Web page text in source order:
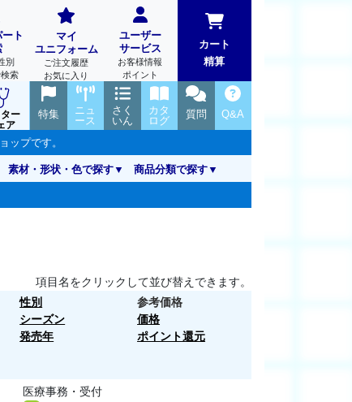
ト
別
索
マイ
ユニフォーム
ご注文履歴
お気に入り
ユーザー
サービス
お客様情報
ポイント
カート
精算
ター
ア
Q&A
質問
カタ
ログ
さく
いん
ニュ
ース
特集
ップです。
素材・形状・色で探す 商品分類で探す
項目名をクリックして並び替えできます。
性別
シーズン
発売年
参考価格
価格
ポイント還元
医療事務・受付